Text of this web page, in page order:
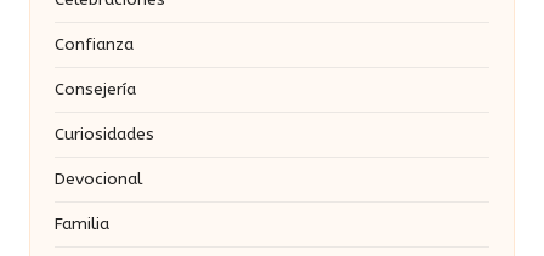
Confianza
Consejería
Curiosidades
Devocional
Familia